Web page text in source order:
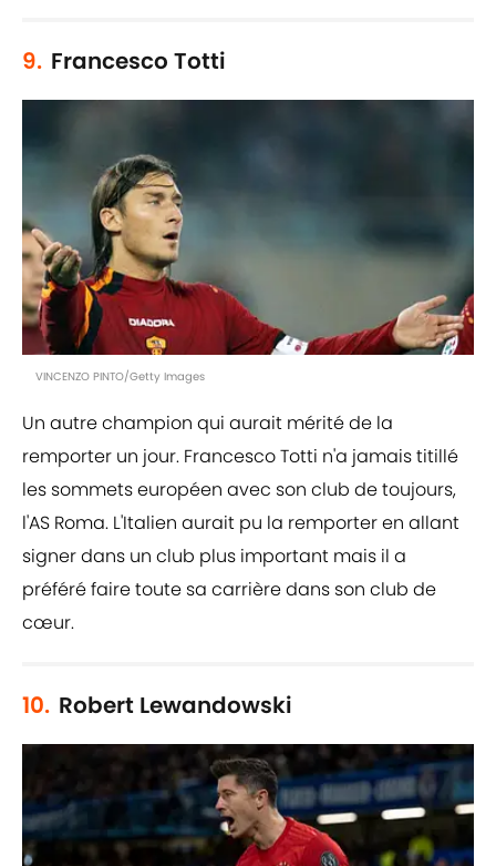
9. Francesco Totti
VINCENZO PINTO/Getty Images
Un autre champion qui aurait mérité de la
remporter un jour. Francesco Totti n'a jamais titillé
les sommets européen avec son club de toujours,
l'AS Roma. L'Italien aurait pu la remporter en allant
signer dans un club plus important mais il a
préféré faire toute sa carrière dans son club de
cœur.
10. Robert Lewandowski